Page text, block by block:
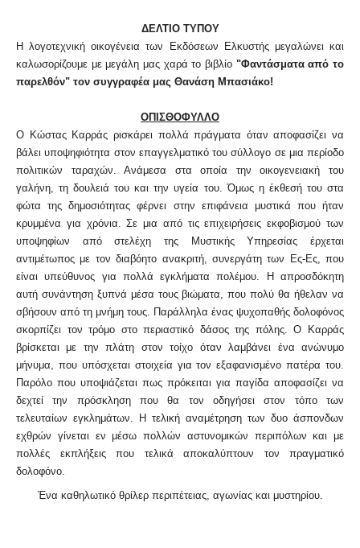
ΔΕΛΤΙΟ ΤΥΠΟΥ
Η λογοτεχνική οικογένεια των Εκδόσεων Ελκυστής μεγαλώνει και
καλωσορίζουμε με μεγάλη μας χαρά το βιβλίο "Φαντάσματα από το
παρελθόν" τον συγγραφέα μας Θανάση Μπασιάκο!
ΟΠΙΣΘΟΦΥΛΛΟ
Ο Κώστας Καρράς ρισκάρει πολλά πράγματα όταν αποφασίζει να
βάλει υποψηφιότητα στον επαγγελματικό του σύλλογο σε μια περίοδο
πολιτικών ταραχών. Ανάμεσα στα οποία την οικογενειακή του
γαλήνη, τη δουλειά του και την υγεία του. Όμως η έκθεσή του στα
φώτα της δημοσιότητας φέρνει στην επιφάνεια μυστικά που ήταν
κρυμμένα για χρόνια. Σε μια από τις επιχειρήσεις εκφοβισμού των
υποψηφίων από στελέχη της Μυστικής Υπηρεσίας έρχεται
αντιμέτωπος με τον διαβόητο ανακριτή, συνεργάτη των Ες-Ες, που
είναι υπεύθυνος για πολλά εγκλήματα πολέμου. Η απροσδόκητη
αυτή συνάντηση ξυπνά μέσα τους βιώματα, που πολύ θα ήθελαν να
σβήσουν από τη μνήμη τους. Παράλληλα ένας ψυχοπαθής δολοφόνος
σκορπίζει τον τρόμο στο περιαστικό δάσος της πόλης. Ο Καρράς
βρίσκεται με την πλάτη στον τοίχο όταν λαμβάνει ένα ανώνυμο
μήνυμα, που υπόσχεται στοιχεία για τον εξαφανισμένο πατέρα του.
Παρόλο που υποψιάζεται πως πρόκειται για παγίδα αποφασίζει να
δεχτεί την πρόσκληση που θα τον οδηγήσει στον τόπο των
τελευταίων εγκλημάτων. Η τελική αναμέτρηση των δυο άσπονδων
εχθρών γίνεται εν μέσω πολλών αστυνομικών περιπόλων και με
πολλές εκπλήξεις που τελικά αποκαλύπτουν τον πραγματικό
δολοφόνο.
Ένα καθηλωτικό θρίλερ περιπέτειας, αγωνίας και μυστηρίου.